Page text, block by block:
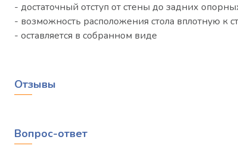
- достаточный отступ от стены до задних
- возможность расположения стола вплотную к
- оставляется в собранном виде
Отзывы
Вопрос-ответ